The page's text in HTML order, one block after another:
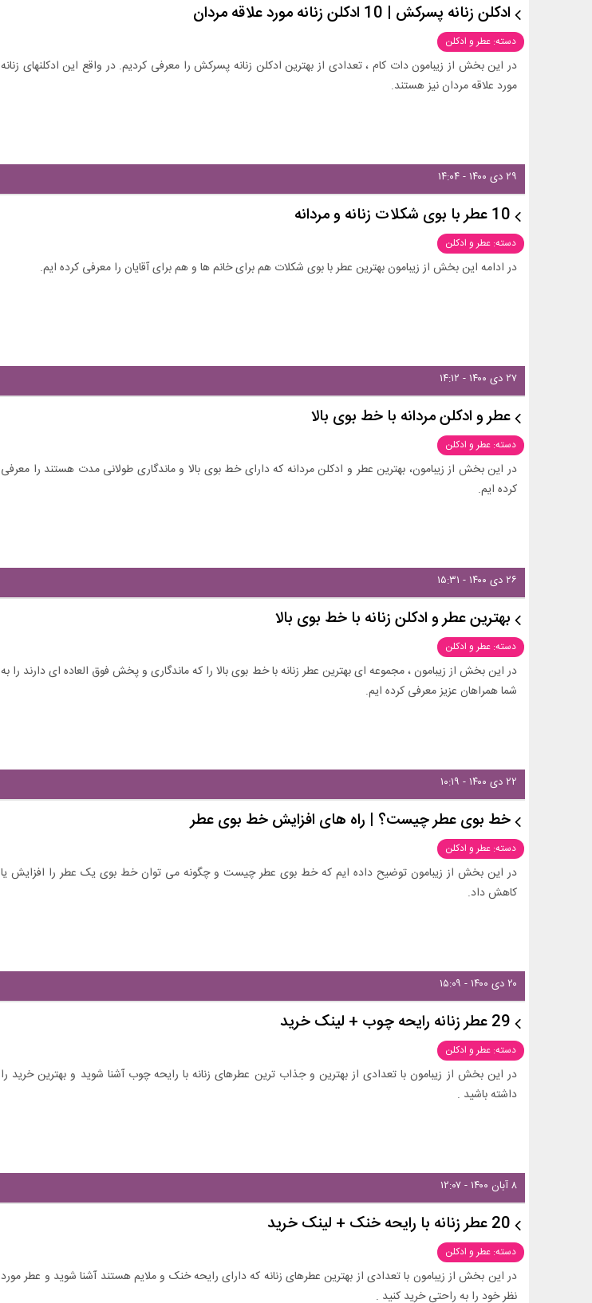
ادکلن زنانه پسرکش | 10 ادکلن زنانه مورد علاقه مردان
دسته: عطر و ادکلن
در این بخش از زیبامون دات کام ، تعدادی از بهترین ادکلن زنانه پسرکش را معرفی کردیم. در واقع این ادکلنهای زنانه
مورد علاقه مردان نیز هستند.
۲۹ دی ۱۴۰۰ - ۱۴:۰۴
10 عطر با بوی شکلات زنانه و مردانه
دسته: عطر و ادکلن
در ادامه این بخش از زیبامون بهترین عطر با بوی شکلات هم برای خانم ها و هم برای آقایان را معرفی کرده ایم.
۲۷ دی ۱۴۰۰ - ۱۴:۱۲
عطر و ادکلن مردانه با خط بوی بالا
دسته: عطر و ادکلن
در این بخش از زیبامون، بهترین عطر و ادکلن مردانه که دارای خط بوی بالا و ماندگاری طولانی مدت هستند را معرفی
کرده ایم.
۲۶ دی ۱۴۰۰ - ۱۵:۳۱
بهترین عطر و ادکلن زنانه با خط بوی بالا
دسته: عطر و ادکلن
در این بخش از زیبامون ، مجموعه ای بهترین عطر زنانه با خط بوی بالا را که ماندگاری و پخش فوق العاده ای دارند را به
شما همراهان عزیز معرفی کرده ایم.
۲۲ دی ۱۴۰۰ - ۱۰:۱۹
خط بوی عطر چیست؟ | راه های افزایش خط بوی عطر
دسته: عطر و ادکلن
در این بخش از زیبامون توضیح داده ایم که خط بوی عطر چیست و چگونه می توان خط بوی یک عطر را افزایش یا
کاهش داد.
۲۰ دی ۱۴۰۰ - ۱۵:۰۹
29 عطر زنانه رایحه چوب + لینک خرید
دسته: عطر و ادکلن
در این بخش از زیبامون با تعدادی از بهترین و جذاب ترین عطرهای زنانه با رایحه چوب آشنا شوید و بهترین خرید را
داشته باشید .
۸ آبان ۱۴۰۰ - ۱۲:۰۷
20 عطر زنانه با رایحه خنک + لینک خرید
دسته: عطر و ادکلن
در این بخش از زیبامون با تعدادی از بهترین عطرهای زنانه که دارای رایحه خنک و ملایم هستند آشنا شوید و عطر مورد
نظر خود را به راحتی خرید کنید .